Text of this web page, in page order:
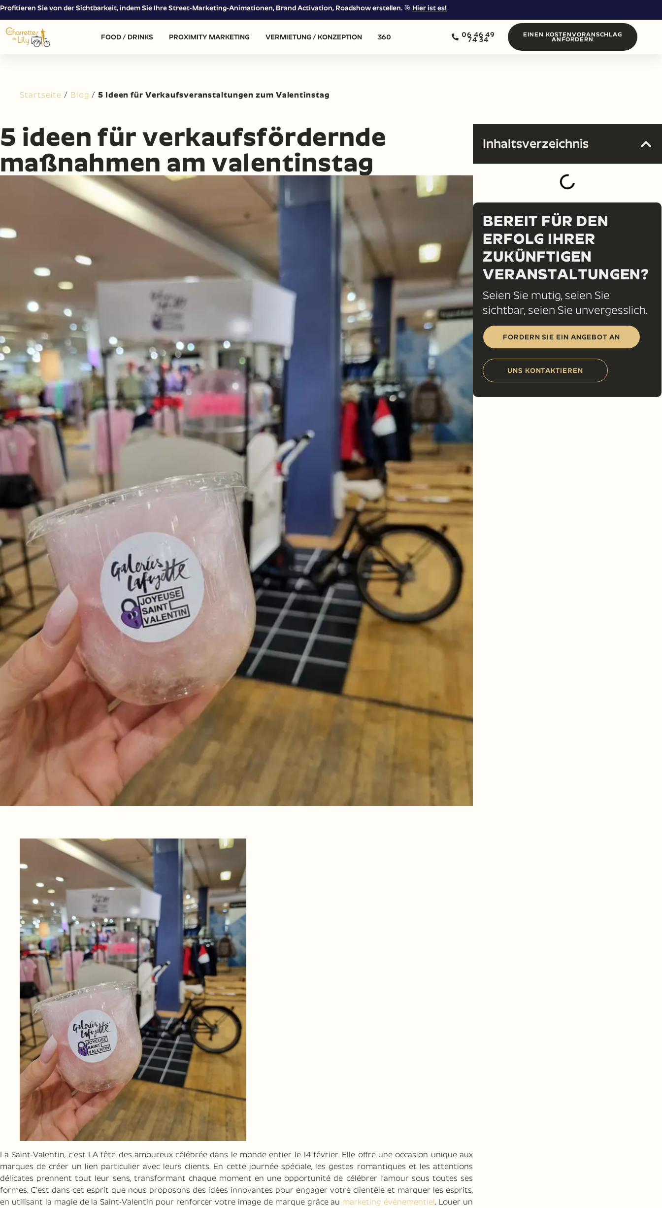
Profitieren Sie von der Sichtbarkeit, indem Sie Ihre Street-Marketing-Animationen, Brand Activation, Roadshow erstellen. 🎯 Hier ist es!
FOOD / DRINKS PROXIMITY MARKETING VERMIETUNG / KONZEPTION 360 06 46 49
74 34
EINEN KOSTENVORANSCHLAG
ANFORDERN
Startseite / Blog /5 Ideen für Verkaufsveranstaltungen zum Valentinstag
5 ideen für verkaufsfördernde
maßnahmen am valentinstag
La Saint-Valentin, c’est LA fête des amoureux célébrée dans le monde entier le 14 février. Elle offre une occasion unique aux
marques de créer un lien particulier avec leurs clients. En cette journée spéciale, les gestes romantiques et les attentions
délicates prennent tout leur sens, transformant chaque moment en une opportunité de célébrer l’amour sous toutes ses
formes. C’est dans cet esprit que nous proposons des idées innovantes pour engager votre clientèle et marquer les esprits,
en utilisant la magie de la Saint-Valentin pour renforcer votre image de marque grâce au marketing événementiel. Louer un
Inhaltsverzeichnis
BEREIT FÜR DEN
ERFOLG IHRER
ZUKÜNFTIGEN
VERANSTALTUNGEN?
Seien Sie mutig, seien Sie
sichtbar, seien Sie unvergesslich.
FORDERN SIE EIN ANGEBOT AN
UNS KONTAKTIEREN